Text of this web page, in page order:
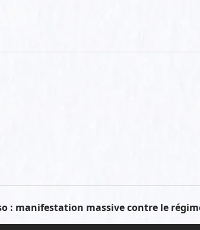
: manifestation massive contre le